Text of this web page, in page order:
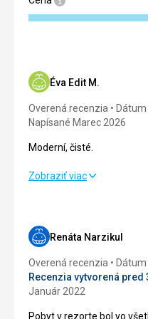
Éva Edit M.
Overená recenzia
Napísané Marec 2026
Moderní, čisté.
Moderní, čisté.
Ubytovanie
Okolie
Služby
Zobraziť viac
Renáta Narzikul
Overená recenzia
Recenzia vytvorená pred
Január 2022
Pobyt v rezorte bol vo